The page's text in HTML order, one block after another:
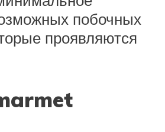
побочных
проявляются